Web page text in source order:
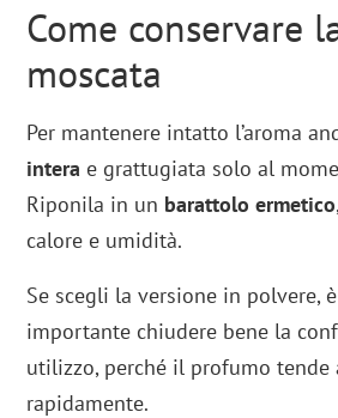
Come conservare
moscata
Per mantenere intatto l’aroma
intera e grattugiata solo al
Riponila in un barattolo ermetico
calore e umidità.
Se scegli la versione in polvere,
importante chiudere bene la
utilizzo, perché il profumo tende
rapidamente.